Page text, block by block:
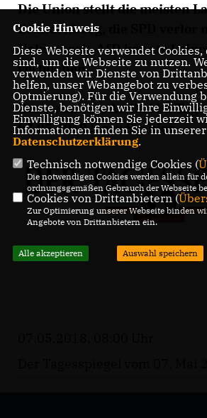
Die Union stellt die meisten
Brandenburg, die SPD verlor
Uckermark. AfD konnte
verbuchen.
Den gesamten Artikel im
07.05.2018 lesen Siehier.
Cookie Hinweis
Diese Webseite verwendet
sind, um die Webseite zu nutzen.
verwenden wir Dienste von
helfen, unser Webangebot zu
Optmierung). Für die Verwendung
Dienste, benötigen wir Ihre
Einwilligung können Sie jederzeit
Informationen finden Sie in unserer
Datenschutzerklärung.
Technisch notwendige Cookies (
Die notwendigen Cookies werden allein für
ordnungsgemäßen Gebrauch der Webseite
Cookies von Drittanbietern (
Zur Optimierung unserer Webseite binden
Angebote von Drittanbietern ein.
Alle akzeptieren Auswahl speichern